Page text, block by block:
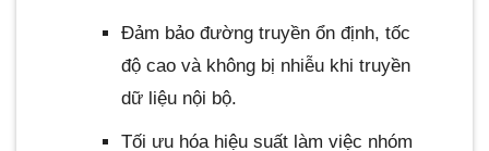
Đảm bảo đường truyền ổn định, tốc
độ cao và không bị nhiễu khi truyền
dữ liệu nội bộ.
Tối ưu hóa hiệu suất làm việc nhóm